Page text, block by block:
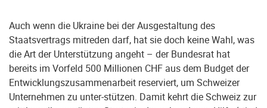
Auch wenn die Ukraine bei der Ausgestaltung des
Staatsvertrags mitreden darf, hat sie doch keine Wahl, was
die Art der Unterstützung angeht – der Bundesrat hat
bereits im Vorfeld 500 Millionen CHF aus dem Budget der
Entwicklungszusammenarbeit reserviert, um Schweizer
Unternehmen zu unter-stützen. Damit kehrt die Schweiz zur